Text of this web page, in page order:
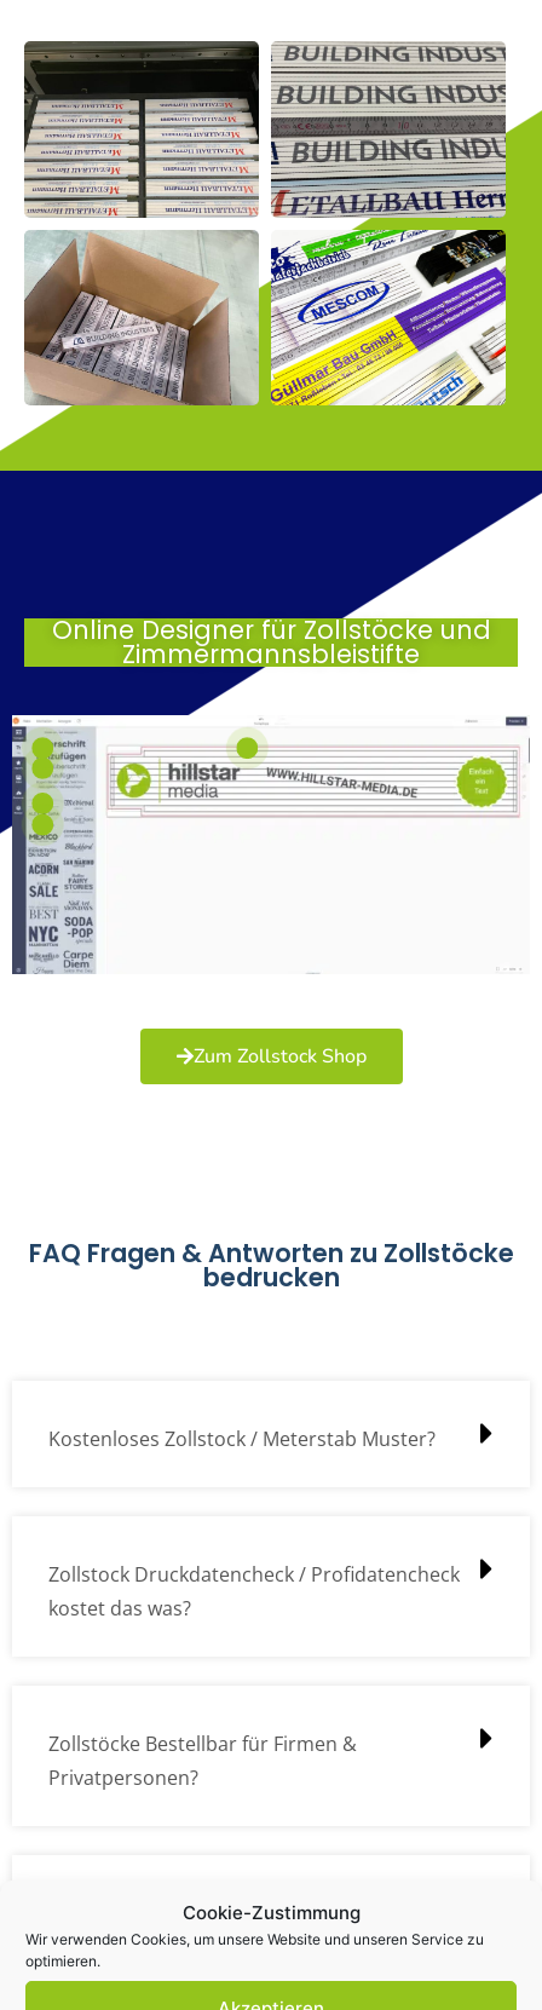
Cookie-Zustimmung
Wir verwenden Cookies, um unsere Website und unseren Service zu
optimieren.
Online Designer für Zollstöcke und
Zimmermannsbleistifte
Zum Zollstock Shop
FAQ Fragen & Antworten zu Zollstöcke
bedrucken
Kostenloses Zollstock / Meterstab Muster?
Zollstock Druckdatencheck / Profidatencheck
kostet das was?
Zollstöcke Bestellbar für Firmen &
Privatpersonen?
Wie kann ich die Daten (z.B. Logos und Texte)
übermitteln?